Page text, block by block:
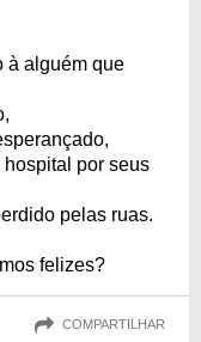
à alguém que
por seus
pelas ruas.
felizes?
COMPARTILHAR